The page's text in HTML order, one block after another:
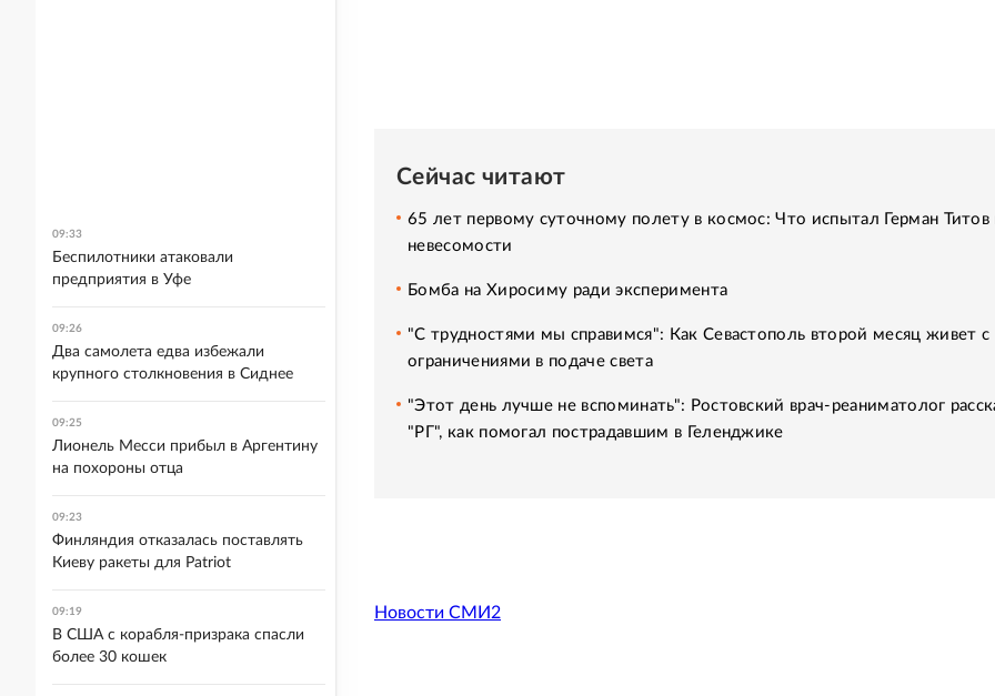
Сейчас читают
65 лет первому суточному полету в космос: Что испытал Герман Титов
невесомости
Бомба на Хиросиму ради эксперимента
"С трудностями мы справимся": Как Севастополь второй месяц живет с
ограничениями в подаче света
"Этот день лучше не вспоминать": Ростовский врач-реаниматолог
"РГ", как помогал пострадавшим в Геленджике
Новости СМИ2
09:33
Беспилотники атаковали
предприятия в Уфе
09:26
Два самолета едва избежали
крупного столкновения в Сиднее
09:25
Лионель Месси прибыл в Аргентину
на похороны отца
09:23
Финляндия отказалась поставлять
Киеву ракеты для Patriot
09:19
В США с корабля-призрака спасли
более 30 кошек